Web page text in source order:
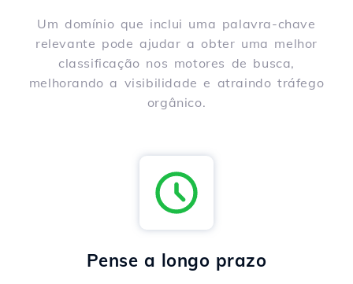
Um domínio que inclui uma palavra-chave
relevante pode ajudar a obter uma melhor
classificação nos motores de busca,
melhorando a visibilidade e atraindo tráfego
orgânico.
Pense a longo prazo